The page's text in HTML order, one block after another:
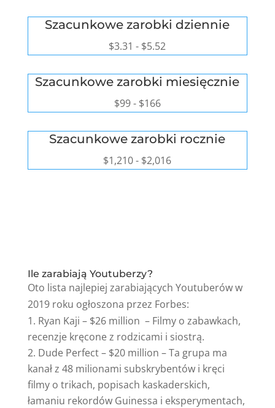
Szacunkowe zarobki dziennie
$3.31 - $5.52
Szacunkowe zarobki miesięcznie
$99- $166
Szacunkowe zarobki rocznie
$1,210- $2,016
Ile zarabiają Youtuberzy?
Oto lista najlepiej zarabiających Youtuberów w
2019 roku ogłoszona przez Forbes:
Ryan Kaji – $26 million – Filmy o zabawkach,
recenzje kręcone z rodzicami i siostrą.
Dude Perfect – $20 million – Ta grupa ma
kanał z 48 milionami subskrybentów i kręci
filmy o trikach, popisach kaskaderskich,
łamaniu rekordów Guinessa i eksperymentach,